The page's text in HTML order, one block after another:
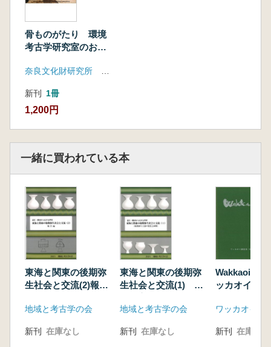
骨ものがたり 環境
考古学研究室のお仕
奈良文化財研究所 飛鳥資料館
新刊 1冊
1,200円
一緒に買われている本
東海と関東の後期弥
生社会と交流(2)報告
※2冊セット
地域と考古学の会
新刊 在庫なし
東海と関東の後期弥
生社会と交流(1) 土
地域と考古学の会
新刊 在庫なし
Wakkaoi3
ッカオイ地
発掘調査
ワッカオイ調
新刊 在庫なし